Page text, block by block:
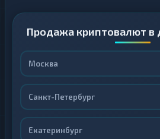
Продажа криптовалют в
Москва
Санкт-Петербург
Екатеринбург